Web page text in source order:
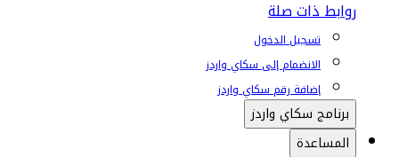
روابط ذات صلة
تسجيل الدخول
الانضمام إلى سكاي واردز
إضافة رقم سكاي واردز
برنامج سكاي واردز
المساعدة